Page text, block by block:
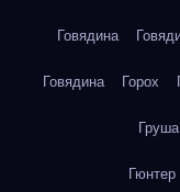
Говядина
Говядина Горох
Груша